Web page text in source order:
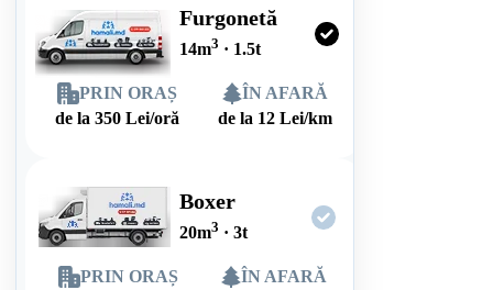
Furgonetă
14m3 · 1.5t
PRIN ORAȘ
de la 350 Lei/oră
ÎN AFARĂ
de la 12 Lei/km
Boxer
20m3 · 3t
PRIN ORAȘ
ÎN AFARĂ